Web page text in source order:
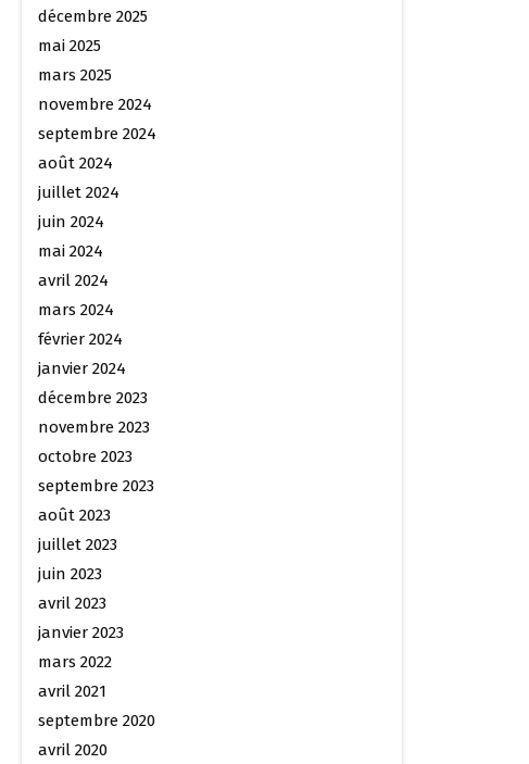
décembre 2025
mai 2025
mars 2025
novembre 2024
septembre 2024
août 2024
juillet 2024
juin 2024
mai 2024
avril 2024
mars 2024
février 2024
janvier 2024
décembre 2023
novembre 2023
octobre 2023
septembre 2023
août 2023
juillet 2023
juin 2023
avril 2023
janvier 2023
mars 2022
avril 2021
septembre 2020
avril 2020